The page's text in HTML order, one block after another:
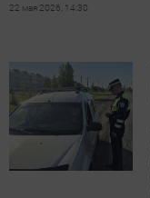
22 мая 2026, 14:30